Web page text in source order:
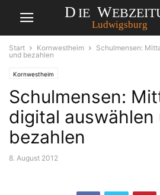
Start Kornwestheim
Schulmensen:
und bezahlen
Kornwestheim
Schulmensen:
digital auswählen
bezahlen
8. August 2012